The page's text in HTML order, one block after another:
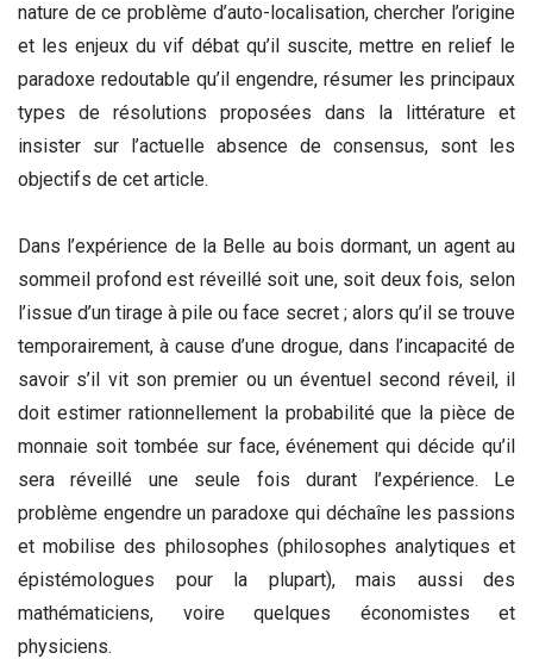
nature de ce problème d’auto-localisation, chercher l’origine
et les enjeux du vif débat qu’il suscite, mettre en relief le
paradoxe redoutable qu’il engendre, résumer les principaux
types de résolutions proposées dans la littérature et
insister sur l’actuelle absence de consensus, sont les
objectifs de cet article.
Dans l’expérience de la Belle au bois dormant, un agent au
sommeil profond est réveillé soit une, soit deux fois, selon
l’issue d’un tirage à pile ou face secret ; alors qu’il se trouve
temporairement, à cause d’une drogue, dans l’incapacité de
savoir s’il vit son premier ou un éventuel second réveil, il
doit estimer rationnellement la probabilité que la pièce de
monnaie soit tombée sur face, événement qui décide qu’il
sera réveillé une seule fois durant l’expérience. Le
problème engendre un paradoxe qui déchaîne les passions
et mobilise des philosophes (philosophes analytiques et
épistémologues pour la plupart), mais aussi des
mathématiciens, voire quelques économistes et
physiciens.